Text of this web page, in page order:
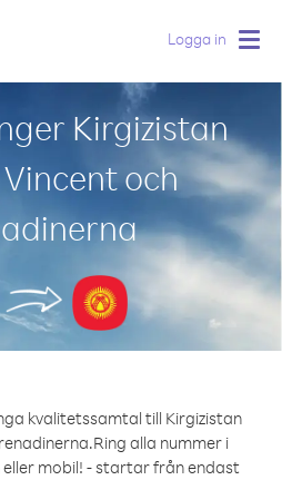
Logga in
Kirgizistan
och
kvalitetssamtal till Kirgizistan
Ring alla nummer i
eller mobil! - startar från endast